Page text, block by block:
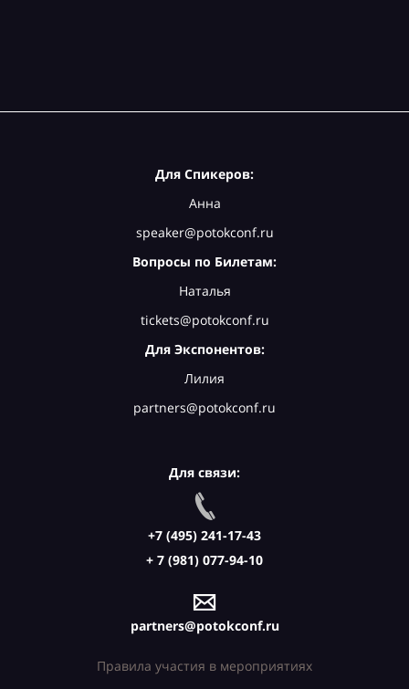
Для Спикеров:
Анна
speaker@potokconf.ru
Вопросы по Билетам:
Наталья
tickets@potokconf.ru
Для Экспонентов:
Лилия
partners@potokconf.ru
Для связи:
+7 (495) 241-17-43
+ 7 (981) 077-94-10
partners@potokconf.ru
Правила участия в мероприятиях